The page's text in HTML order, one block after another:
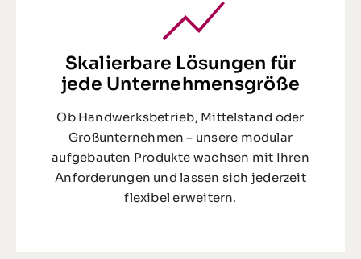
Skalierbare Lösungen für
jede Unternehmensgröße
Ob Handwerksbetrieb, Mittelstand oder
Großunternehmen – unsere modular
aufgebauten Produkte wachsen mit Ihren
Anforderungen und lassen sich jederzeit
flexibel erweitern.